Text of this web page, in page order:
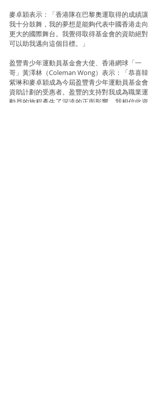
麥卓穎表示：「香港隊在巴黎奧運取得的成績讓
我十分鼓舞，我的夢想是能夠代表中國香港走向
更大的國際舞台。我覺得取得基金會的資助絕對
可以助我邁向這個目標。」
盈豐青少年運動員基金會大使、香港網球「一
哥」黃澤林（Coleman Wong）表示：「恭喜韓
紫琳和麥卓穎成為今屆盈豐青少年運動員基金會
資助計劃的受惠者。盈豐的支持對我成為職業運
動員的旅程產生了深遠的正面影響，我相信此資